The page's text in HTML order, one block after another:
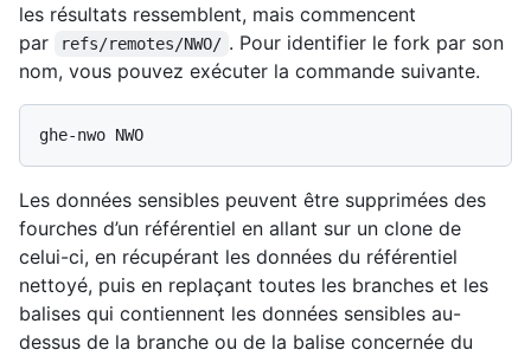
les résultats ressemblent, mais commencent
par
refs/remotes/NWO/ . Pour identifier le fork par son
nom, vous pouvez exécuter la commande suivante.
Les données sensibles peuvent être supprimées des
fourches d’un référentiel en allant sur un clone de
celui-ci, en récupérant les données du référentiel
nettoyé, puis en replaçant toutes les branches et les
balises qui contiennent les données sensibles au-
dessus de la branche ou de la balise concernée du